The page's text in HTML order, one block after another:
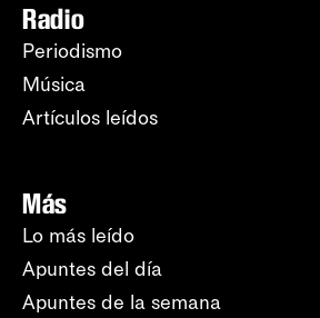
Radio
Periodismo
Música
Artículos leídos
Más
Lo más leído
Apuntes del día
Apuntes de la semana